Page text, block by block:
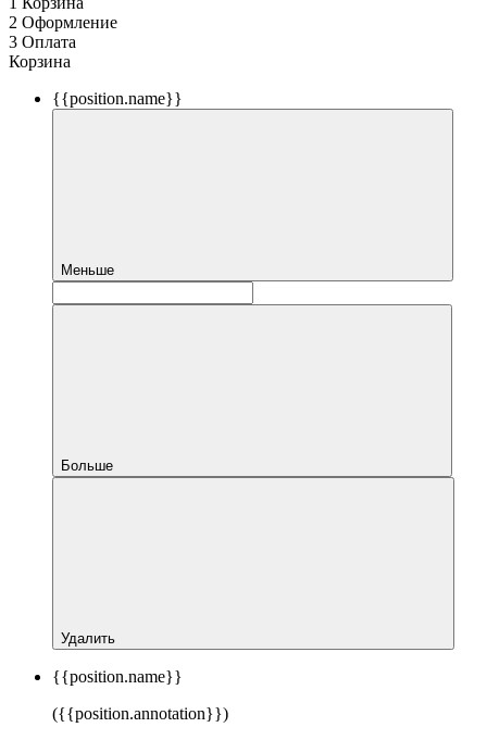
2 Оформление
3 Оплата
Корзина
{{position.name}}
Меньше
Больше
Удалить
{{position.name}}
({{position.annotation}})